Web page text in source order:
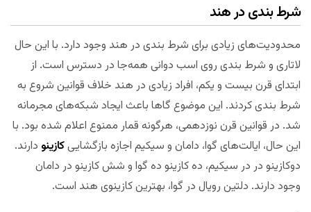
شرط بندی در هند
محدودیت‌های زیادی برای شرط بندی در هند وجود دارد. با این حال
لاتاری و شرط بندی روی اسب دوانی همه‌جا در دسترس است. از
ابتدای قرن بیست و یکم، افراد زیادی در هند خلاف قوانین شروع به
شرط بندی کردند. این موضوع گاها باعث ایجاد شبکه‌های مجرمانه
شد. در قوانین قرن نوزدهمی، هرگونه قمار ممنوع اعلام شده بود. با
این حال، ایالت‌های گوا، دامان و سیکیم اجازه بازگشاییکازینو دارند.
دوکازینو در در سیکیم، ده کازینو ده گوا و شش کازینو در دامان
وجود دارند. دلتین رویال در گوا، بهترین کازینوی هند است.